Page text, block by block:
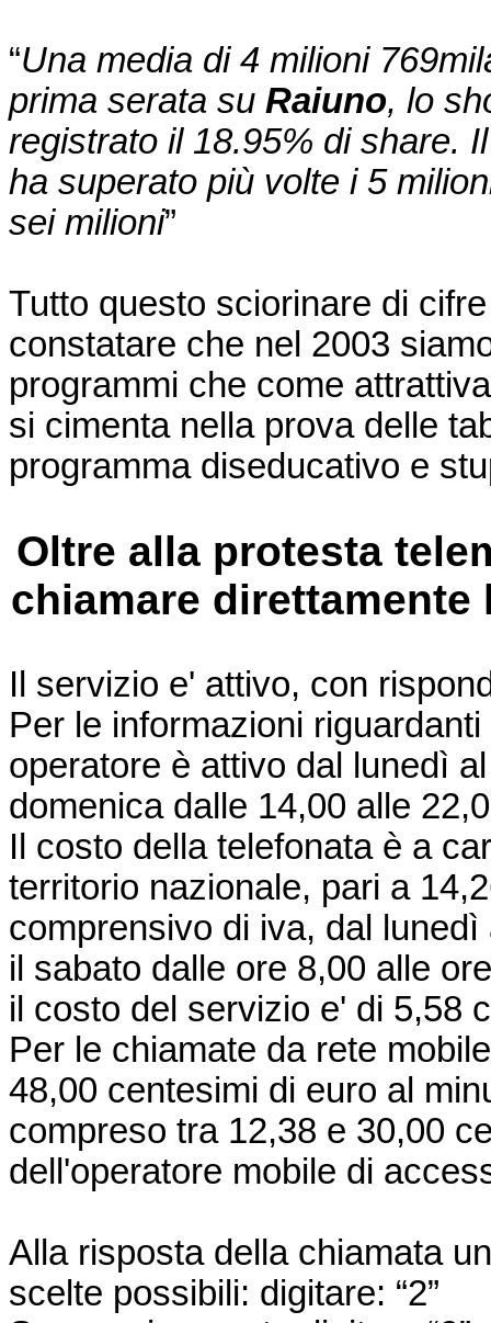
“Una media di 4 milioni
prima serata su Raiuno, lo
registrato il 18.95% di share.
ha superato più volte i 5
sei milioni”
Tutto questo sciorinare di
constatare che nel 2003
programmi che come
si cimenta nella prova delle
programma diseducativo e
Oltre alla protesta
chiamare direttamente
Il servizio e' attivo, con
Per le informazioni
operatore è attivo dal lunedì
domenica dalle 14,00 alle
Il costo della telefonata è a
territorio nazionale, pari a
comprensivo di iva, dal
il sabato dalle ore 8,00 alle
il costo del servizio e' di 5,58
Per le chiamate da rete
48,00 centesimi di euro al
compreso tra 12,38 e 30,00
dell'operatore mobile di
Alla risposta della chiamata
scelte possibili: digitare: “2”